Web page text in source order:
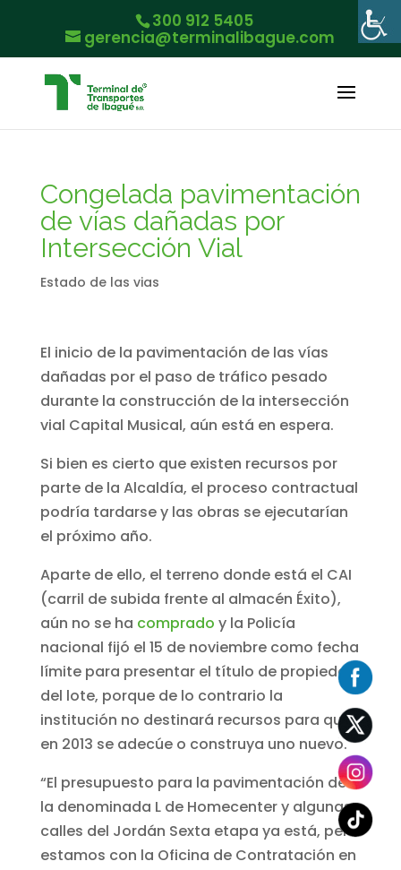
300 912 5405
gerencia@terminalibague.com
Congelada pavimentación
de vías dañadas por
Intersección Vial
Estado de las vias
El inicio de la pavimentación de las vías
dañadas por el paso de tráfico pesado
durante la construcción de la intersección
vial Capital Musical, aún está en espera.
Si bien es cierto que existen recursos por
parte de la Alcaldía, el proceso contractual
podría tardarse y las obras se ejecutarían
el próximo año.
Aparte de ello, el terreno donde está el CAI
(carril de subida frente al almacén Éxito),
aún no se ha comprado y la Policía
nacional fijó el 15 de noviembre como fecha
límite para presentar el título de propiedad
del lote, porque de lo contrario la
institución no destinará recursos para que
en 2013 se adecúe o construya uno nuevo.
“El presupuesto para la pavimentación de
la denominada L de Homecenter y algunas
calles del Jordán Sexta etapa ya está, pero
estamos con la Oficina de Contratación en